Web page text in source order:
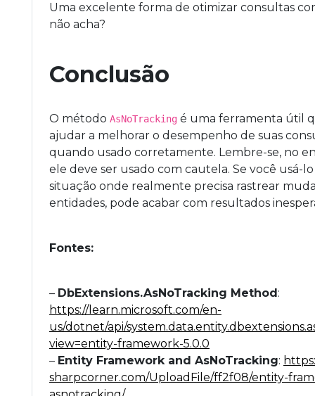
Uma excelente forma de otimizar consultas
não acha?
Conclusão
O método AsNoTracking é uma ferramenta útil
ajudar a melhorar o desempenho de suas
quando usado corretamente. Lembre-se, no
ele deve ser usado com cautela. Se você usá-
situação onde realmente precisa rastrear
entidades, pode acabar com resultados
Fontes:
– DbExtensions.AsNoTracking Method:
https://learn.microsoft.com/en-
us/dotnet/api/
view=entity-framework-5.0.0
– Entity Framework and AsNoTracking:
sharpcorner.com/UploadFile/ff2f08/entity-